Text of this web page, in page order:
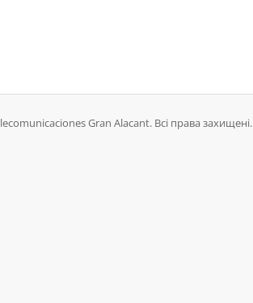
Gran Alacant. Всі права захищені.